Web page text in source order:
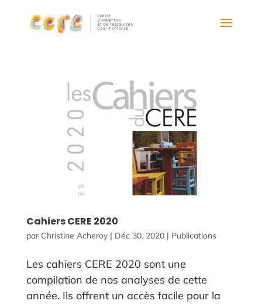
Cahiers CERE 2020
par Christine Acheroy| Déc 30, 2020| Publications
Les cahiers CERE 2020 sont une
compilation de nos analyses de cette
année. Ils offrent un accès facile pour la